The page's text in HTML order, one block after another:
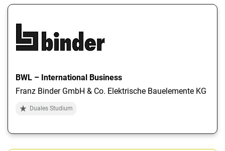
BWL – International Business
Franz Binder GmbH & Co. Elektrische Bauelemente KG
Duales Studium